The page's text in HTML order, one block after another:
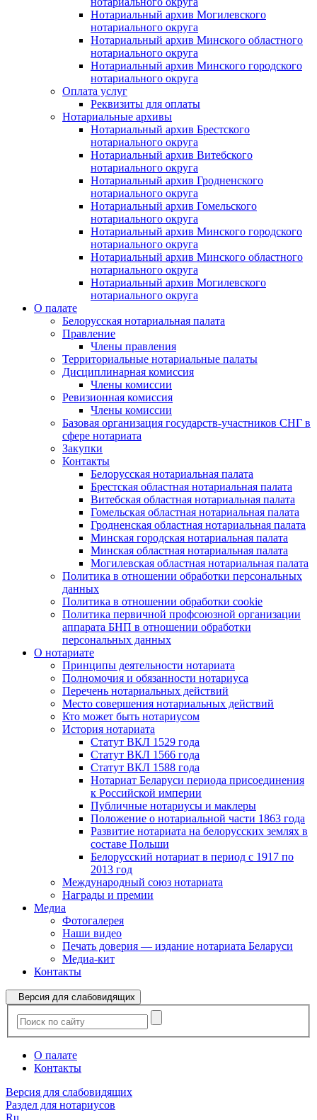
Нотариальный архив Могилевского
нотариального округа
Нотариальный архив Минского областного
нотариального округа
Нотариальный архив Минского городского
нотариального округа
Оплата услуг
Реквизиты для оплаты
Нотариальные архивы
Нотариальный архив Брестского
нотариального округа
Нотариальный архив Витебского
нотариального округа
Нотариальный архив Гродненского
нотариального округа
Нотариальный архив Гомельского
нотариального округа
Нотариальный архив Минского городского
нотариального округа
Нотариальный архив Минского областного
нотариального округа
Нотариальный архив Могилевского
нотариального округа
О палате
Белорусская нотариальная палата
Правление
Члены правления
Территориальные нотариальные палаты
Дисциплинарная комиссия
Члены комиссии
Ревизионная комиссия
Члены комиссии
Базовая организация государств-участников СНГ в
сфере нотариата
Закупки
Контакты
Белорусская нотариальная палата
Брестская областная нотариальная палата
Витебская областная нотариальная палата
Гомельская областная нотариальная палата
Гродненская областная нотариальная палата
Минская городская нотариальная палата
Минская областная нотариальная палата
Могилевская областная нотариальная палата
Политика в отношении обработки персональных
данных
Политика в отношении обработки cookie
Политика первичной профсоюзной организации
аппарата БНП в отношении обработки
персональных данных
О нотариате
Принципы деятельности нотариата
Полномочия и обязанности нотариуса
Перечень нотариальных действий
Место совершения нотариальных действий
Кто может быть нотариусом
История нотариата
Статут ВКЛ 1529 года
Статут ВКЛ 1566 года
Статут ВКЛ 1588 года
Нотариат Беларуси периода присоединения
к Российской империи
Публичные нотариусы и маклеры
Положение о нотариальной части 1863 года
Развитие нотариата на белорусских землях в
составе Польши
Белорусский нотариат в период с 1917 по
2013 год
Международный союз нотариата
Награды и премии
Медиа
Фотогалерея
Наши видео
Печать доверия — издание нотариата Беларуси
Медиа-кит
Контакты
Версия для слабовидящих
О палате
Контакты
Версия для слабовидящих
Раздел для нотариусов
Ru